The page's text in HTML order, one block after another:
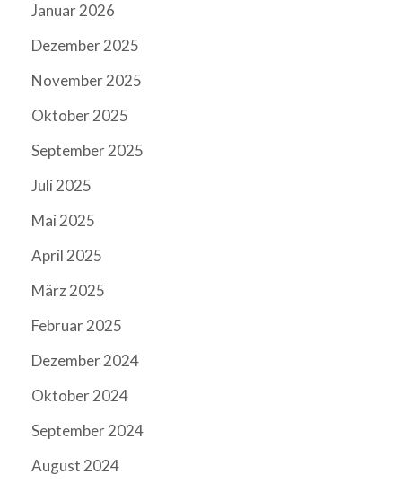
Januar 2026
Dezember 2025
November 2025
Oktober 2025
September 2025
Juli 2025
Mai 2025
April 2025
März 2025
Februar 2025
Dezember 2024
Oktober 2024
September 2024
August 2024